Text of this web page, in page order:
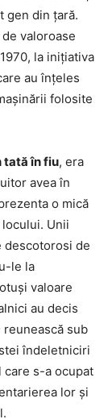
gen din ţară.
valoroase
la iniţiativa
au înţeles
folosite
tată în fiu, era
avea în
o mică
Unii
descotorosi de
le la
valoare
au decis
sub
îndeletniciri
s-a ocupat
lor şi